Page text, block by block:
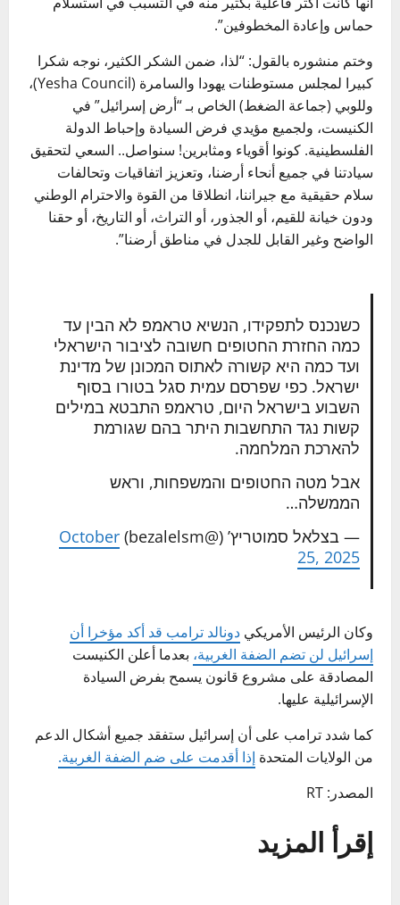
حماس وإعادة المخطوفين”.
وختم منشوره بالقول: “لذا، ضمن الشكر الكثير، نوجه شكرا
كبيرا لمجلس مستوطنات يهودا والسامرة (Yesha Council)،
وللوبي (جماعة الضغط) الخاص بـ “أرض إسرائيل” في
الكنيست، ولجميع مؤيدي فرض السيادة وإحباط الدولة
الفلسطينية. كونوا أقوياء ومثابرين! سنواصل.. السعي لتحقيق
سيادتنا في جميع أنحاء أرضنا، وتعزيز اتفاقيات وتحالفات
سلام حقيقية مع جيراننا، انطلاقا من القوة والاحترام الوطني
ودون خيانة للقيم، أو الجذور، أو التراث، أو التاريخ، أو حقنا
الواضح وغير القابل للجدل في مناطق أرضنا”.
כשנכנס לתפקידו, הנשיא טראמפ לא הבין עד
כמה החזרת החטופים חשובה לציבור הישראלי
ועד כמה היא קשורה לאתוס המכונן של מדינת
ישראל. כפי שפרסם עמית סגל בטורו בסוף
השבוע בישראל היום, טראמפ התבטא במילים
קשות נגד התחשבות היתר בהם שגורמת
להארכת המלחמה.
אבל מטה החטופים והמשפחות, וראש
הממשלה…
— בצלאל סמוטריץ’ (@bezalelsm)
October
25, 2025
وكان الرئيس الأمريكي دونالد ترامب قد أكد مؤخرا أن
إسرائيل لن تضم الضفة الغربية، بعدما أعلن الكنيست
المصادقة على مشروع قانون يسمح بفرض السيادة
الإسرائيلية عليها.
كما شدد ترامب على أن إسرائيل ستفقد جميع أشكال الدعم
من الولايات المتحدة إذا أقدمت على ضم الضفة الغربية.
المصدر: RT
إقرأ المزيد